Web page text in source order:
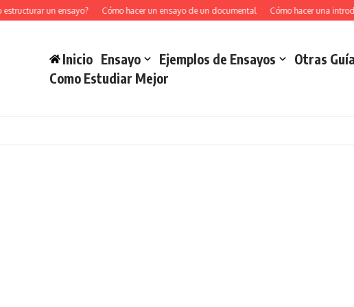
un ensayo? Cómo hacer un ensayo de un documental Cómo hacer una
Inicio Ensayo Ejemplos de Ensayos Otras
Como Estudiar Mejor